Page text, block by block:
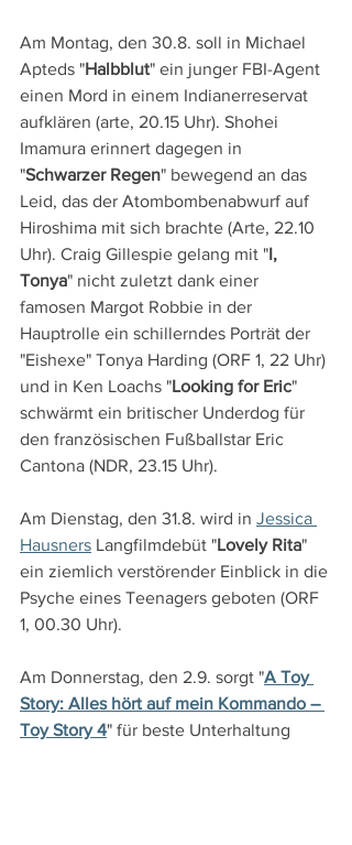
Am Montag, den 30.8. soll in Michael
Apteds "Halbblut" ein junger FBI-Agent
einen Mord in einem Indianerreservat
aufklären (arte, 20.15 Uhr). Shohei
Imamura erinnert dagegen in
"Schwarzer Regen" bewegend an das
Leid, das der Atombombenabwurf auf
Hiroshima mit sich brachte (Arte, 22.10
Uhr). Craig Gillespie gelang mit "I,
Tonya" nicht zuletzt dank einer
famosen Margot Robbie in der
Hauptrolle ein schillerndes Porträt der
"Eishexe" Tonya Harding (ORF 1, 22 Uhr)
und in Ken Loachs "Looking for Eric"
schwärmt ein britischer Underdog für
den französischen Fußballstar Eric
Cantona (NDR, 23.15 Uhr).
Am Dienstag, den 31.8. wird in Jessica
Hausners Langfilmdebüt "Lovely Rita"
ein ziemlich verstörender Einblick in die
Psyche eines Teenagers geboten (ORF
1, 00.30 Uhr).
Am Donnerstag, den 2.9. sorgt "A Toy
Story: Alles hört auf mein Kommando –
Toy Story 4" für beste Unterhaltung